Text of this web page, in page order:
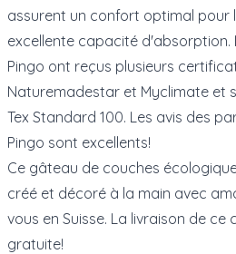
assurent un confort optimal pour
excellente capacité d'absorption.
Pingo ont reçus plusieurs
Naturemadestar et Myclimate et
Tex Standard 100. Les avis des
Pingo sont excellents!
Ce gâteau de couches
créé et décoré à la main avec
vous en Suisse. La livraison de
gratuite!